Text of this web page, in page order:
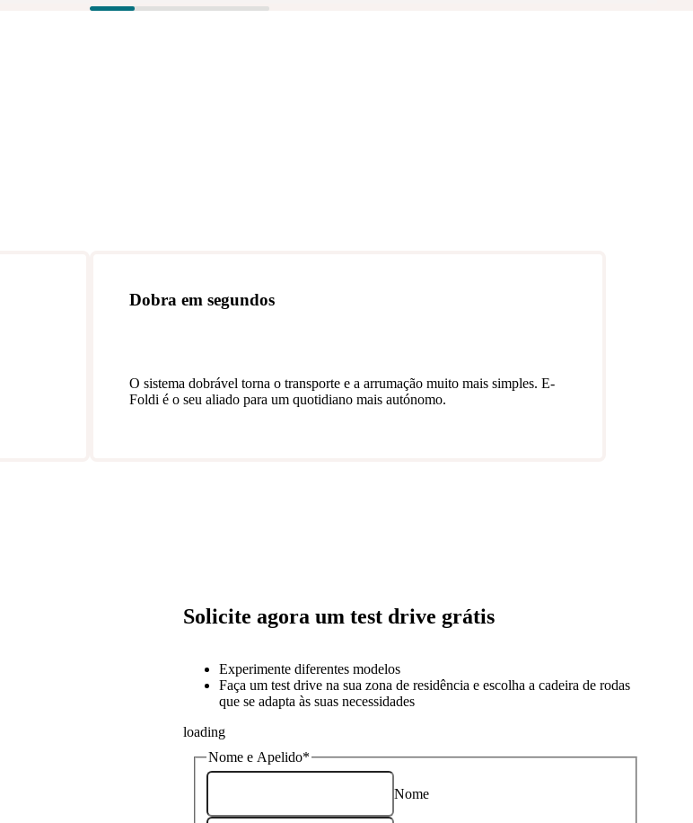
Dobra em segundos
O sistema dobrável torna o transporte e a arrumação muito mais simples. E-
Foldi é o seu aliado para um quotidiano mais autónomo.
Solicite agora um test drive grátis
Experimente diferentes modelos
Faça um test drive na sua zona de residência e escolha a cadeira de rodas
que se adapta às suas necessidades
loading
Nome e Apelido*
Nome